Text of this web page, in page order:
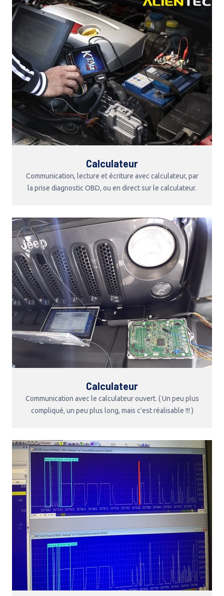
Calculateur
Communication, lecture et écriture avec calculateur, par
la prise diagnostic OBD, ou en direct sur le calculateur.
Calculateur
Communication avec le calculateur ouvert. ( Un peu plus
compliqué, un peu plus long, mais c'est réalisable !!! )